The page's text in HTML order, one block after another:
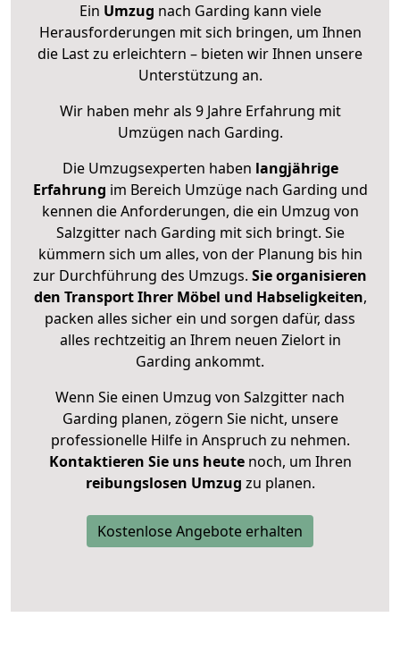
Ein Umzug nach Garding kann viele
Herausforderungen mit sich bringen, um Ihnen
die Last zu erleichtern – bieten wir Ihnen unsere
Unterstützung an.
Wir haben mehr als 9 Jahre Erfahrung mit
Umzügen nach Garding.
Die Umzugsexperten haben langjährige
Erfahrung im Bereich Umzüge nach Garding und
kennen die Anforderungen, die ein Umzug von
Salzgitter nach Garding mit sich bringt. Sie
kümmern sich um alles, von der Planung bis hin
zur Durchführung des Umzugs. Sie organisieren
den Transport Ihrer Möbel und Habseligkeiten,
packen alles sicher ein und sorgen dafür, dass
alles rechtzeitig an Ihrem neuen Zielort in
Garding ankommt.
Wenn Sie einen Umzug von Salzgitter nach
Garding planen, zögern Sie nicht, unsere
professionelle Hilfe in Anspruch zu nehmen.
Kontaktieren Sie uns heutenoch, um Ihren
reibungslosen Umzug zu planen.
Kostenlose Angebote erhalten